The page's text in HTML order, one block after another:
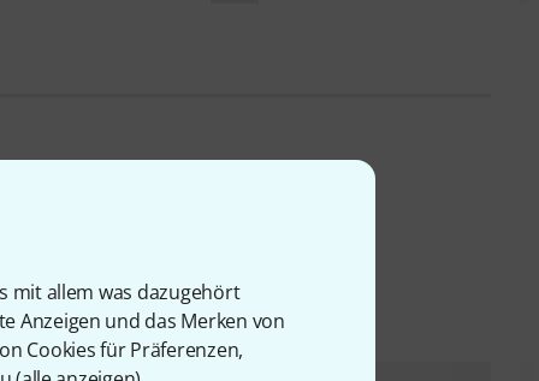
mit allem was dazugehört
Anzeigen und das Merken von
Cookies für Präferenzen,